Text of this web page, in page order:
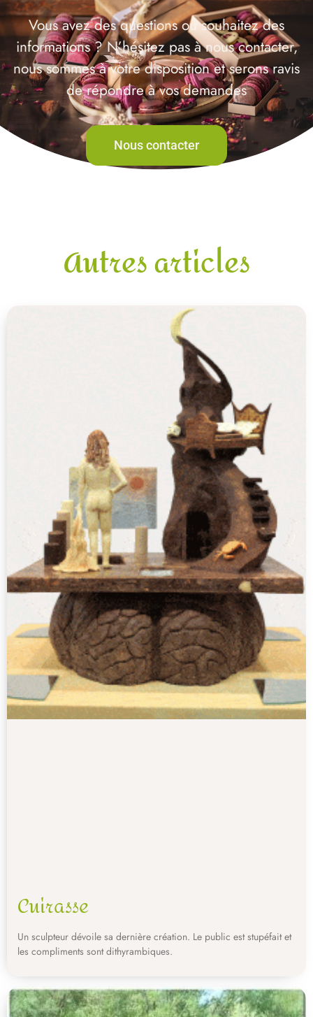
Vous avez des questions ou souhaitez des
informations ? N’hésitez pas à nous contacter,
nous sommes à votre disposition et serons ravis
de répondre à vos demandes
Nous contacter
Autres articles
Cuirasse
Un sculpteur dévoile sa dernière création. Le public est stupéfait et
les compliments sont dithyrambiques.